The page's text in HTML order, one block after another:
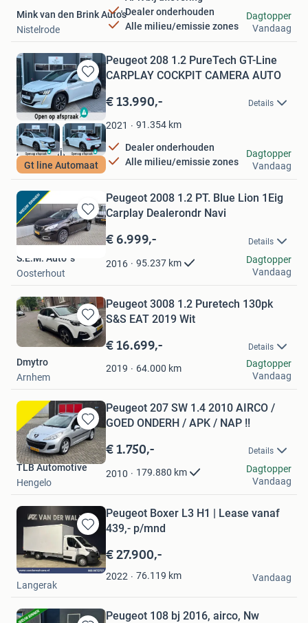
Dealer onderhouden
Alle milieu/emissie zones
Mink van den Brink Auto's
Nistelrode
Dagtopper
Vandaag
Bewaren
in
Mijn
Favorieten
Gt line Automaat
Peugeot 208 1.2 PureTech GT-Line
CARPLAY COCKPIT CAMERA AUTO
€ 13.990,- Details
2021 91.354 km
Dealer onderhouden
Alle milieu/emissie zones
Autobedrijf S.A.E.
Dordrecht
Dagtopper
Vandaag
Bewaren
in
Mijn
Favorieten
Peugeot 2008 1.2 PT. Blue Lion 1Eig
Carplay Dealerondr Navi
€ 6.999,- Details
2016 95.237 km
S.E.M. Auto´s
Oosterhout
Dagtopper
Vandaag
Bewaren
in
Favorieten
Peugeot 3008 1.2 Puretech 130pk
S&S EAT 2019 Wit
€ 16.699,- Details
2019 64.000 km
Dmytro
Arnhem
Dagtopper
Vandaag
Bewaren
in
Mijn
Favorieten
Peugeot 207 SW 1.4 2010 AIRCO /
GOED ONDERH / APK / NAP !!
€ 1.750,- Details
2010 179.880 km
TLB Automotive
Hengelo
Dagtopper
Vandaag
Bewaren
in
Mijn
Favorieten
Peugeot Boxer L3 H1 | Lease vanaf
439,- p/mnd
€ 27.900,-
2022 76.119 km
Van der Wal Vans
Langerak
Vandaag
Peugeot 108 bj 2016, airco, Nw